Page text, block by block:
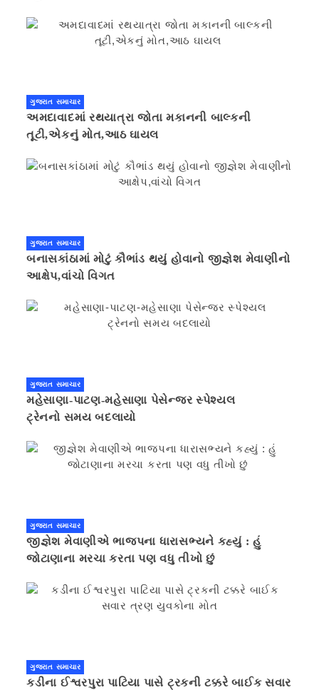
ગુજરાત સમાચાર
અમદાવાદમાં રથયાત્રા જોતા મકાનની બાલ્કની
તૂટી,એકનું મોત,આઠ ઘાયલ
ગુજરાત સમાચાર
બનાસકાંઠામાં મોટું કૌભાંડ થયું હોવાનો જીજ્ઞેશ મેવાણીનો
આક્ષેપ,વાંચો વિગત
ગુજરાત સમાચાર
મહેસાણા-પાટણ-મહેસાણા પેસેન્જર સ્પેશ્યલ
ટ્રેનનો સમય બદલાયો
ગુજરાત સમાચાર
જીજ્ઞેશ મેવાણીએ ભાજપના ધારાસભ્યને કહ્યું : હું
જોટાણાના મરચા કરતા પણ વધુ તીખો છું
ગુજરાત સમાચાર
કડીના ઈશ્વરપુરા પાટિયા પાસે ટ્રકની ટક્કરે બાઈક સવાર